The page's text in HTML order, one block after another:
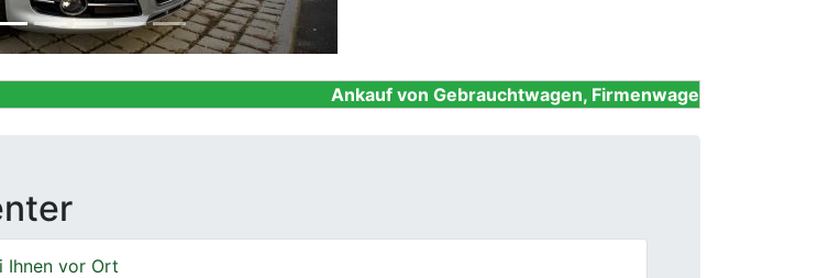
Ankauf von Gebrauchtwagen, Firmenwagen, Unfallwagen,
Ihnen vor Ort